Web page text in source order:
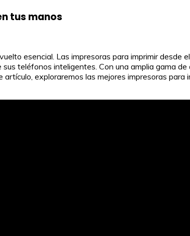
tus manos
esencial. Las impresoras para imprimir desde
teléfonos inteligentes. Con una amplia gama
exploraremos las mejores impresoras para